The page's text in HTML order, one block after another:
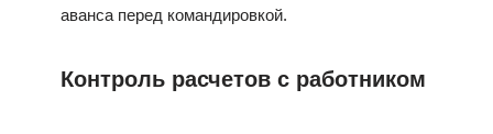
аванса перед командировкой.
Контроль расчетов с работником